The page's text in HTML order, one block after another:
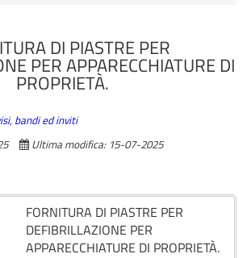
DI PIASTRE PER
PER APPARECCHIATURE DI
PROPRIETÀ.
bandi ed inviti
Ultima modifica: 15-07-2025
FORNITURA DI PIASTRE PER
DEFIBRILLAZIONE PER
APPARECCHIATURE DI PROPRIETÀ.